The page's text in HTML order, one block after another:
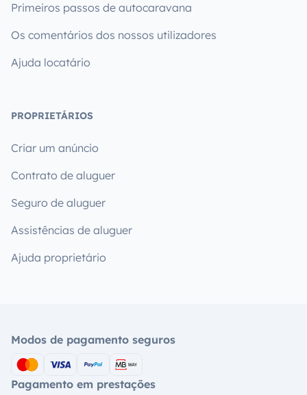
Primeiros passos de autocaravana
Os comentários dos nossos utilizadores
Ajuda locatário
PROPRIETÁRIOS
Criar um anúncio
Contrato de aluguer
Seguro de aluguer
Assistências de aluguer
Ajuda proprietário
Modos de pagamento seguros
Pagamento em prestações